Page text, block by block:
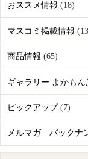
おススメ情報 (18)
マスコミ掲載情報
商品情報 (65)
ギャラリー よかもん
ピックアップ(7)
メルマガ バックナ